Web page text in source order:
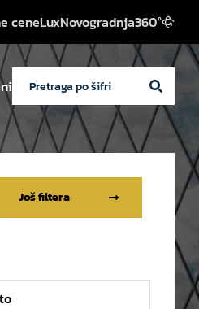
ceneLuxNovogradnja360°
Još filtera